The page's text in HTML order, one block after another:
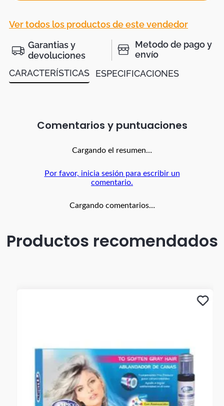
Ver todos los productos de este vendedor
Garantias y
devoluciones
Metodo de pago y
envío
CARACTERÍSTICAS
ESPECIFICACIONES
Comentarios
Cargando el resumen…
Por favor, inicia sesión para escribir un
comentario.
Cargando comentarios…
Productos recomendados